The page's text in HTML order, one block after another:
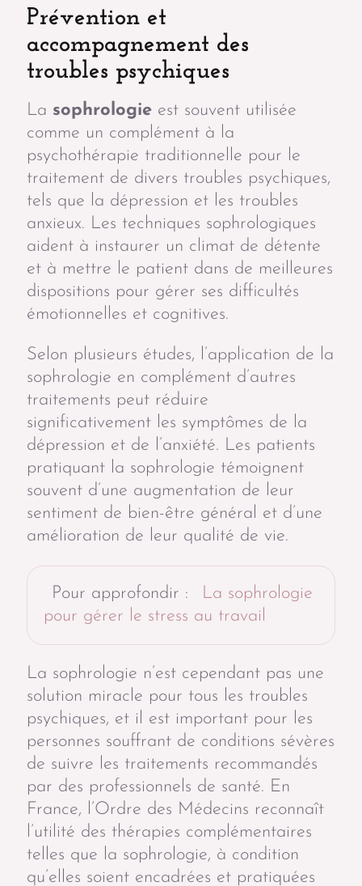
Prévention et
accompagnement des
troubles psychiques
La sophrologie est souvent utilisée
comme un complément à la
psychothérapie traditionnelle pour le
traitement de divers troubles psychiques,
tels que la dépression et les troubles
anxieux. Les techniques sophrologiques
aident à instaurer un climat de détente
et à mettre le patient dans de meilleures
dispositions pour gérer ses difficultés
émotionnelles et cognitives.
Selon plusieurs études, l’application de la
sophrologie en complément d’autres
traitements peut réduire
significativement les symptômes de la
dépression et de l’anxiété. Les patients
pratiquant la sophrologie témoignent
souvent d’une augmentation de leur
sentiment de bien-être général et d’une
amélioration de leur qualité de vie.
Pour approfondir :
La sophrologie
pour gérer le stress au travail
La sophrologie n’est cependant pas une
solution miracle pour tous les troubles
psychiques, et il est important pour les
personnes souffrant de conditions sévères
de suivre les traitements recommandés
par des professionnels de santé. En
France, l’Ordre des Médecins reconnaît
l’utilité des thérapies complémentaires
telles que la sophrologie, à condition
qu’elles soient encadrées et pratiquées